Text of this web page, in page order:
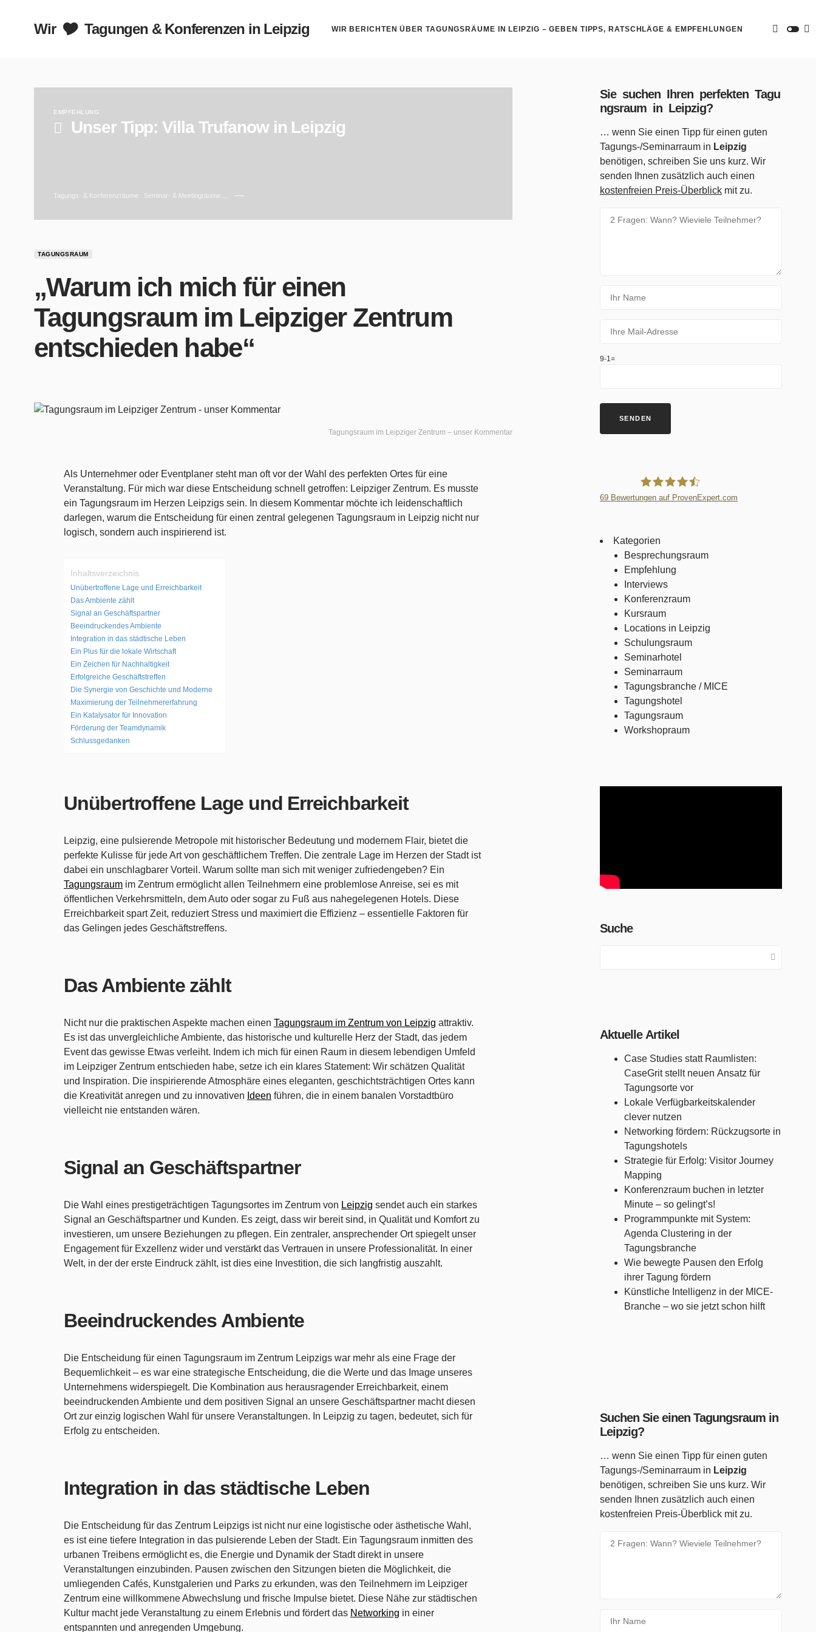
in Leipzig
Wir 🎔 Tagungen & Konferenzen in Leipzig WIR BERICHTEN ÜBER TAGUNGSRÄUME IN LEIPZIG – GEBEN TIPPS, RATSCHLÄGE & EMPFEHLUNGEN
EMPFEHLUNG
Unser Tipp:Villa Trufanowin Leipzig
Tagungs- & Konferenzräume . Seminar- & Meetingräume ...
TAGUNGSRAUM
„Warum ich mich für einen
Tagungsraum im Leipziger Zentrum
entschieden habe“
Tagungsraum im Leipziger Zentrum – unser Kommentar
Als Unternehmer oder Eventplaner steht man oft vor der Wahl des perfekten Ortes für eine
Veranstaltung. Für mich war diese Entscheidung schnell getroffen: Leipziger Zentrum. Es musste
ein Tagungsraum im Herzen Leipzigs sein. In diesem Kommentar möchte ich leidenschaftlich
darlegen, warum die Entscheidung für einen zentral gelegenen Tagungsraum in Leipzig nicht nur
logisch, sondern auch inspirierend ist.
Inhaltsverzeichnis
Unübertroffene Lage und Erreichbarkeit
Das Ambiente zählt
Signal an Geschäftspartner
Beeindruckendes Ambiente
Integration in das städtische Leben
Ein Plus für die lokale Wirtschaft
Ein Zeichen für Nachhaltigkeit
Erfolgreiche Geschäftstreffen
Die Synergie von Geschichte und Moderne
Maximierung der Teilnehmererfahrung
Ein Katalysator für Innovation
Förderung der Teamdynamik
Schlussgedanken
Unübertroffene Lage und Erreichbarkeit
Leipzig, eine pulsierende Metropole mit historischer Bedeutung und modernem Flair, bietet die
perfekte Kulisse für jede Art von geschäftlichem Treffen. Die zentrale Lage im Herzen der Stadt ist
dabei ein unschlagbarer Vorteil. Warum sollte man sich mit weniger zufriedengeben? Ein
Tagungsraum im Zentrum ermöglicht allen Teilnehmern eine problemlose Anreise, sei es mit
öffentlichen Verkehrsmitteln, dem Auto oder sogar zu Fuß aus nahegelegenen Hotels. Diese
Erreichbarkeit spart Zeit, reduziert Stress und maximiert die Effizienz – essentielle Faktoren für
das Gelingen jedes Geschäftstreffens.
Das Ambiente zählt
Nicht nur die praktischen Aspekte machen einen Tagungsraum im Zentrum von Leipzig attraktiv.
Es ist das unvergleichliche Ambiente, das historische und kulturelle Herz der Stadt, das jedem
Event das gewisse Etwas verleiht. Indem ich mich für einen Raum in diesem lebendigen Umfeld
im Leipziger Zentrum entschieden habe, setze ich ein klares Statement: Wir schätzen Qualität
und Inspiration. Die inspirierende Atmosphäre eines eleganten, geschichtsträchtigen Ortes kann
die Kreativität anregen und zu innovativen Ideen führen, die in einem banalen Vorstadtbüro
vielleicht nie entstanden wären.
Signal an Geschäftspartner
Die Wahl eines prestigeträchtigen Tagungsortes im Zentrum von Leipzig sendet auch ein starkes
Signal an Geschäftspartner und Kunden. Es zeigt, dass wir bereit sind, in Qualität und Komfort zu
investieren, um unsere Beziehungen zu pflegen. Ein zentraler, ansprechender Ort spiegelt unser
Engagement für Exzellenz wider und verstärkt das Vertrauen in unsere Professionalität. In einer
Welt, in der der erste Eindruck zählt, ist dies eine Investition, die sich langfristig auszahlt.
Beeindruckendes Ambiente
Die Entscheidung für einen Tagungsraum im Zentrum Leipzigs war mehr als eine Frage der
Bequemlichkeit – es war eine strategische Entscheidung, die die Werte und das Image unseres
Unternehmens widerspiegelt. Die Kombination aus herausragender Erreichbarkeit, einem
beeindruckenden Ambiente und dem positiven Signal an unsere Geschäftspartner macht diesen
Ort zur einzig logischen Wahl für unsere Veranstaltungen. In Leipzig zu tagen, bedeutet, sich für
Erfolg zu entscheiden.
Integration in das städtische Leben
Die Entscheidung für das Zentrum Leipzigs ist nicht nur eine logistische oder ästhetische Wahl,
es ist eine tiefere Integration in das pulsierende Leben der Stadt. Ein Tagungsraum inmitten des
urbanen Treibens ermöglicht es, die Energie und Dynamik der Stadt direkt in unsere
Veranstaltungen einzubinden. Pausen zwischen den Sitzungen bieten die Möglichkeit, die
umliegenden Cafés, Kunstgalerien und Parks zu erkunden, was den Teilnehmern im Leipziger
Zentrum eine willkommene Abwechslung und frische Impulse bietet. Diese Nähe zur städtischen
Kultur macht jede Veranstaltung zu einem Erlebnis und fördert das Networking in einer
entspannten und anregenden Umgebung.
Sie suchen Ihren perfekten Tagu
ngsraum in Leipzig?
… wenn Sie einen Tipp für einen guten
Tagungs-/Seminarraum in Leipzig
benötigen, schreiben Sie uns kurz. Wir
senden Ihnen zusätzlich auch einen
kostenfreien Preis-Überblick mit zu.
9-1=
69 Bewertungen auf ProvenExpert.com
Kategorien
Besprechungsraum
Empfehlung
Interviews
Konferenzraum
Kursraum
Locations in Leipzig
Schulungsraum
Seminarhotel
Seminarraum
Tagungsbranche / MICE
Tagungshotel
Tagungsraum
Workshopraum
Suche
Aktuelle Artikel
Case Studies statt Raumlisten:
CaseGrit stellt neuen Ansatz für
Tagungsorte vor
Lokale Verfügbarkeitskalender
clever nutzen
Networking fördern: Rückzugsorte in
Tagungshotels
Strategie für Erfolg: Visitor Journey
Mapping
Konferenzraum buchen in letzter
Minute – so gelingt’s!
Programmpunkte mit System:
Agenda Clustering in der
Tagungsbranche
Wie bewegte Pausen den Erfolg
ihrer Tagung fördern
Künstliche Intelligenz in der MICE-
Branche – wo sie jetzt schon hilft
Suchen Sie einen Tagungsraum in
Leipzig?
… wenn Sie einen Tipp für einen guten
Tagungs-/Seminarraum in Leipzig
benötigen, schreiben Sie uns kurz. Wir
senden Ihnen zusätzlich auch einen
kostenfreien Preis-Überblick mit zu.